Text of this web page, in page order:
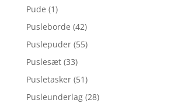
Pude (1)
Pusleborde (42)
Puslepuder (55)
Puslesæt (33)
Pusletasker (51)
Pusleunderlag (28)